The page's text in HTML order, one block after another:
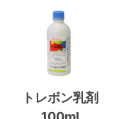
トレボン乳剤